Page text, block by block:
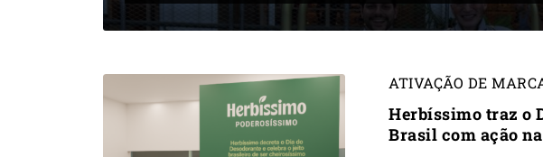
ATIVAÇÃO DE
Herbíssimo traz o
Brasil com ação